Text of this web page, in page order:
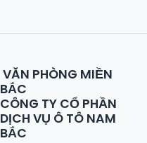
VĂN PHÒNG MIỀN
BẮC
CÔNG TY CỔ PHẦN
DỊCH VỤ Ô TÔ NAM
BẮC